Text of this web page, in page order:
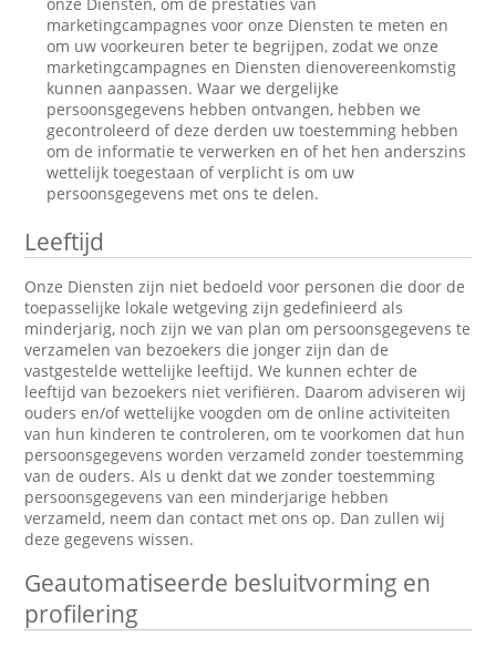
marketingcampagnes voor onze Diensten te meten en
om uw voorkeuren beter te begrijpen, zodat we onze
marketingcampagnes en Diensten dienovereenkomstig
kunnen aanpassen. Waar we dergelijke
persoonsgegevens hebben ontvangen, hebben we
gecontroleerd of deze derden uw toestemming hebben
om de informatie te verwerken en of het hen anderszins
wettelijk toegestaan of verplicht is om uw
persoonsgegevens met ons te delen.
Leeftijd
Onze Diensten zijn niet bedoeld voor personen die door de
toepasselijke lokale wetgeving zijn gedefinieerd als
minderjarig, noch zijn we van plan om persoonsgegevens te
verzamelen van bezoekers die jonger zijn dan de
vastgestelde wettelijke leeftijd. We kunnen echter de
leeftijd van bezoekers niet verifiëren. Daarom adviseren wij
ouders en/of wettelijke voogden om de online activiteiten
van hun kinderen te controleren, om te voorkomen dat hun
persoonsgegevens worden verzameld zonder toestemming
van de ouders. Als u denkt dat we zonder toestemming
persoonsgegevens van een minderjarige hebben
verzameld, neem dan contact met ons op. Dan zullen wij
deze gegevens wissen.
Geautomatiseerde besluitvorming en
profilering